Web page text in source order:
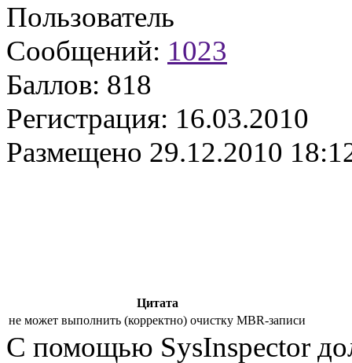
Пользователь
Сообщений: 1023
Баллов: 818
Регистрация: 16.03.2010
Размещено 29.12.2010
Цитата
не может выполнить (корректно) очистку MBR-записи
С помощью SysInspector